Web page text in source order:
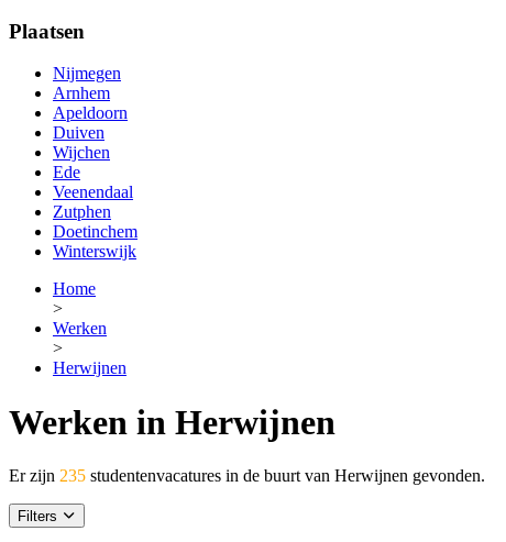
Plaatsen
Nijmegen
Arnhem
Apeldoorn
Duiven
Wijchen
Ede
Veenendaal
Zutphen
Doetinchem
Winterswijk
Home
>
Werken
>
Herwijnen
Werken in Herwijnen
Er zijn 235 studentenvacatures in de buurt van Herwijnen gevonden.
Filters